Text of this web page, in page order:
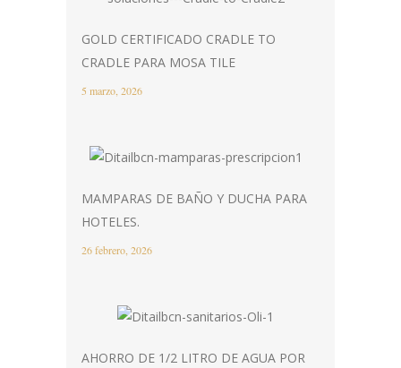
GOLD CERTIFICADO CRADLE TO
CRADLE PARA MOSA TILE
5 marzo, 2026
MAMPARAS DE BAÑO Y DUCHA PARA
HOTELES.
26 febrero, 2026
AHORRO DE 1/2 LITRO DE AGUA POR